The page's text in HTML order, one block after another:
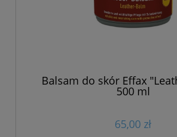
Balsam do skór Effax
500 ml
65,00 zł